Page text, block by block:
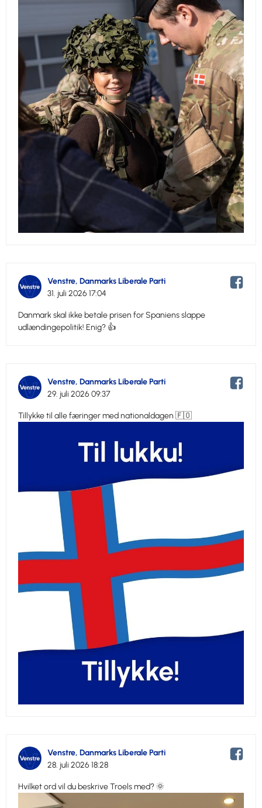
Venstre, Danmarks Liberale Parti
31. juli 2026 17:04
Danmark skal ikke betale prisen for Spaniens slappe
udlændingepolitik! Enig? 👍
Venstre, Danmarks Liberale Parti
29. juli 2026 09:37
Tillykke til alle færinger med nationaldagen 🇫🇴
Venstre, Danmarks Liberale Parti
28. juli 2026 18:28
Hvilket ord vil du beskrive Troels med? 🌞